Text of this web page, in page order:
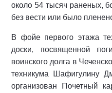
около 54 тысяч раненых,
без вести или было
В фойе первого этажа
доски, посвященной
воинского долга в
техникума Шафигулину
организован Почетный